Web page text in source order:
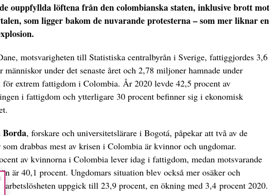
ouppfyllda löftena från den colombianska staten, inklusive brott mot
som ligger bakom de nuvarande protesterna – som mer liknar en
motsvarigheten till Statistiska centralbyrån i Sverige, fattiggjordes 3,6
människor under det senaste året och 2,78 miljoner hamnade under
för extrem fattigdom i Colombia. År 2020 levde 42,5 procent av
i fattigdom och ytterligare 30 procent befinner sig i ekonomisk
Borda, forskare och universitetslärare i Bogotá, påpekar att två av de
som drabbas mest av krisen i Colombia är kvinnor och ungdomar.
av kvinnorna i Colombia lever idag i fattigdom, medan motsvarande
är 40,1 procent. Ungdomars situation blev också mer osäker och
uppgick till 23,9 procent, en ökning med 3,4 procent 2020.